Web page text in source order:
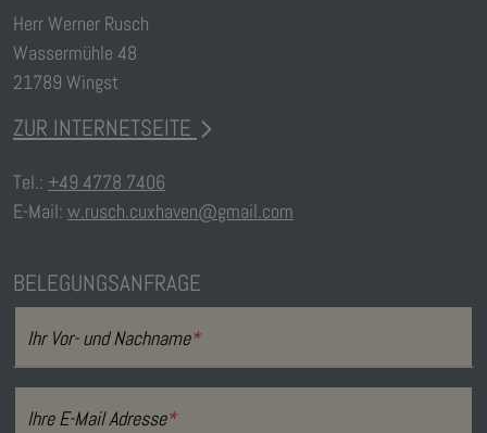
Herr Werner Rusch
Wassermühle 48
21789 Wingst
ZUR INTERNETSEITE
Tel.: +49 4778 7406
E-Mail: w.rusch.cuxhaven@gmail.com
BELEGUNGSANFRAGE
Ihr Vor- und Nachname*
Ihre E-Mail Adresse*